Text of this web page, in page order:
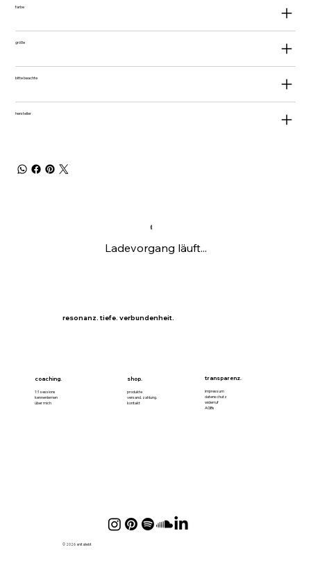
farbe
größe
bitte beachte
hersteller
Ladevorgang läuft...
resonanz. tiefe. verbundenheit.
coaching.
1:1 sessions
kennenlernen
über mich
shop.
produkte
versand. zahlung.
kontakt
transparenz.
impressum
datenschutz
widerruf
AGBs
© 2026 anitaliebt